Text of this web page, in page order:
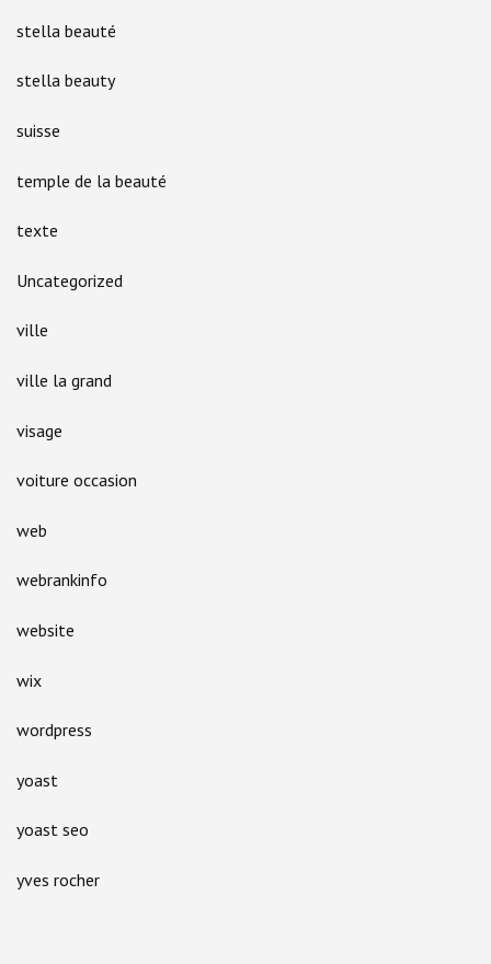
stella beauté
stella beauty
suisse
temple de la beauté
texte
Uncategorized
ville
ville la grand
visage
voiture occasion
web
webrankinfo
website
wix
wordpress
yoast
yoast seo
yves rocher